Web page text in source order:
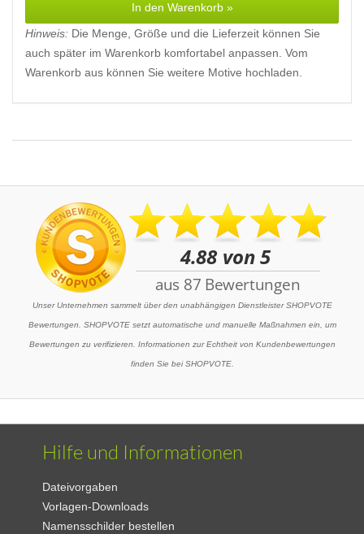
In den Warenkorb »
Hinweis: Die Menge, Größe und die Lieferzeit können Sie
auch später im Warenkorb komfortabel anpassen. Vom
Warenkorb aus können Sie weitere Motive hochladen.
Unser Unternehmen sammelt über den unabhängigen Dienstleister SHOPVOTE
Bewertungen. SHOPVOTE setzt automatische und manuelle Maßnahmen ein, um
Bewertungen zu verifizieren. Informationen zur Echtheit von Kundenbewertungen
finden Sie bei SHOPVOTE.
Hilfe und Informationen
Dateivorgaben
Vorlagen-Downloads
Namensschilder bestellen